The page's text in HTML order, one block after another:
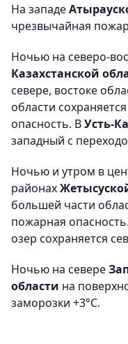
На западе
чрезвычайная
Ночью на северо-
Казахстанской
севере, востоке
области
опасность. ВУсть-
западный с
Ночью и утром в
районах
большей части
пожарная
озер сохраняется
Ночью на севере
области на
заморозки +3°С.